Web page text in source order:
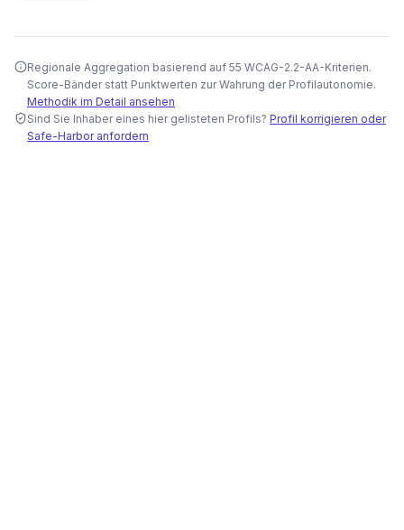
Regionale Aggregation basierend auf 55 WCAG-2.2-AA-Kriterien.
Score-Bänder statt Punktwerten zur Wahrung der Profilautonomie.
Methodik im Detail ansehen
Sind Sie Inhaber eines hier gelisteten Profils? Profil korrigieren oder
Safe-Harbor anfordern